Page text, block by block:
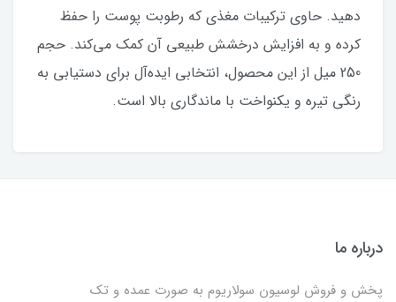
دهید. حاوی ترکیبات مغذی که رطوبت پوست را حفظ
کرده و به افزایش درخشش طبیعی آن کمک می‌کند. حجم
250 میل از این محصول، انتخابی ایده‌آل برای دستیابی به
رنگی تیره و یکنواخت با ماندگاری بالا است.
درباره ما
پخش و فروش لوسیون سولاریوم به صورت عمده و تک